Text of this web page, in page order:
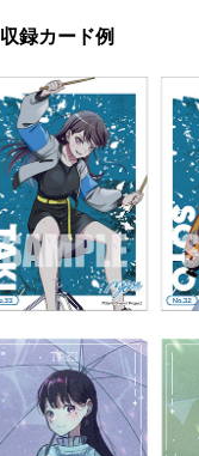
収録カード例